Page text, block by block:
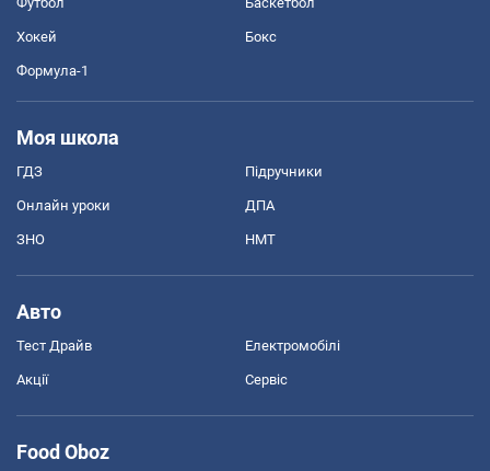
Хокей Бокс
Формула-1
Моя школа
ГДЗ Підручники
Онлайн уроки ДПА
ЗНО НМТ
Авто
Тест Драйв Електромобілі
Акції Сервіс
Food Oboz